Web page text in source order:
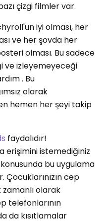
çizgi filmler var.
iyi olması, her
ve her şovda her
olması. Bu sadece
ve izleyemeyeceği
. Bu
olarak
hemen her şeyi takip
faydalıdır!
erişimini istemediğiniz
bu uygulama
Çocuklarınızın cep
olarak
telefonlarının
da kısıtlamalar